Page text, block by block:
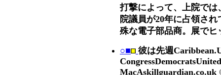
打撃によって、上院で
院議員が20年に占領さ
殊な電子部品商。展でヒ
○■ 彼は先週
MacAskillguardian.co.uk